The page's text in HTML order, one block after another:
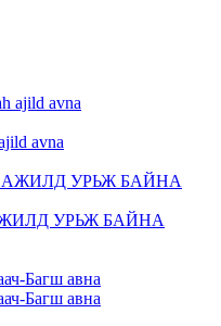
avna
УРЬЖ БАЙНА
Багш авна
Багш авна